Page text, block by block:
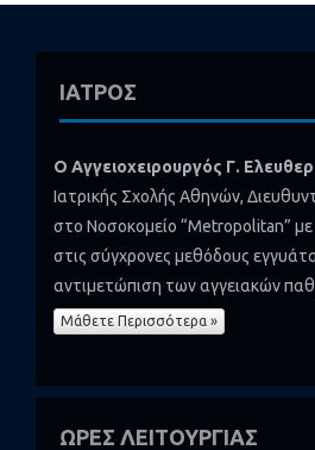
ΙΑΤΡΟΣ
Ο Αγγειοχειρουργός Γ.
Ιατρικής Σχολής Αθηνών,
στο Νοσοκομείο “Metropolitan” με
στις σύγχρονες μεθόδους
αντιμετώπιση των αγγειακών
Μάθετε Περισσότερα »
ΩΡΕΣ ΛΕΙΤΟΥΡΓΙΑΣ